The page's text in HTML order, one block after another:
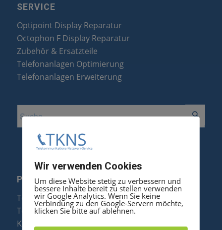
SERVICE
Optipoint Display Reparatur
Octophon F Display Reparatur
Zubehör & Ersatzteile
Telefonanlagen Optimierung
Telefonanlagen Erweiterung
PRODUKTE
Telefonanlagen
Telefone
Konftel Konferenztelefone
Wir verwenden Cookies
Um diese Website stetig zu verbessern und
bessere Inhalte bereit zu stellen verwenden
wir Google Analytics. Wenn Sie keine
Verbindung zu den Google-Servern möchte,
klicken Sie bitte auf ablehnen.